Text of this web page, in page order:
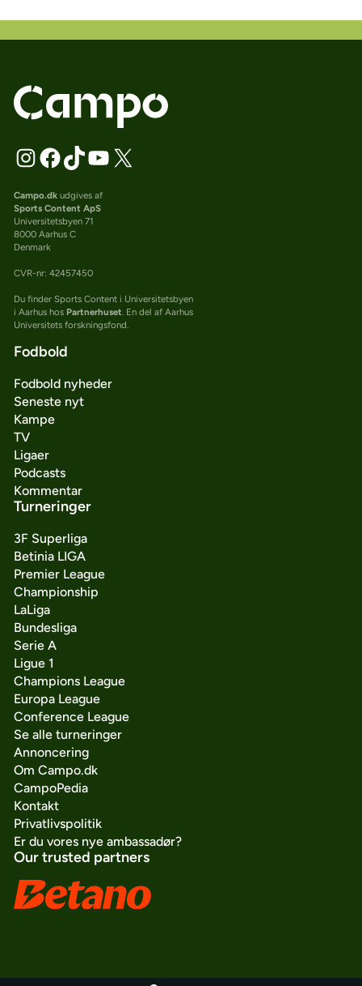
Campo.dkudgives af
Sports Content ApS
Universitetsbyen 71
8000 Aarhus C
Denmark
CVR-nr: 42457450
Du finder Sports Content i Universitetsbyen
i Aarhus hos Partnerhuset . En del af Aarhus
Universitets forskningsfond.
Fodbold
Fodbold nyheder
Seneste nyt
Kampe
TV
Ligaer
Podcasts
Kommentar
Turneringer
3F Superliga
Betinia LIGA
Premier League
Championship
LaLiga
Bundesliga
Serie A
Ligue 1
Champions League
Europa League
Conference League
Se alle turneringer
Annoncering
Om Campo.dk
CampoPedia
Kontakt
Privatlivspolitik
Er du vores nye ambassadør?
Our trusted partners